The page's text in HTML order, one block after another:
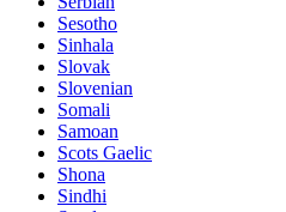
Sesotho
Sinhala
Slovak
Slovenian
Somali
Samoan
Scots Gaelic
Shona
Sindhi